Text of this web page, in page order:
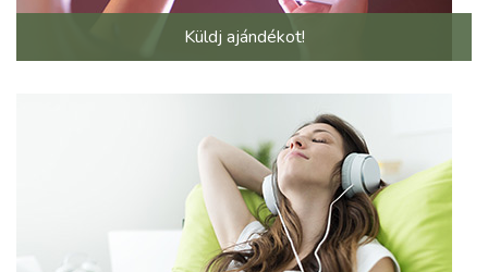
Küldj ajándékot!